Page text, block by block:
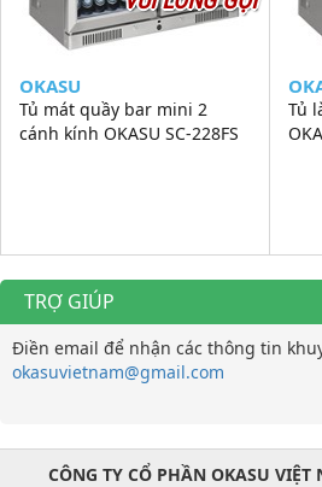
OKASU
Tủ mát quầy bar mini 2
cánh kính OKASU SC-228FS
Tủ
TRỢ GIÚP
Điền email để nhận các thông tin
okasuvietnam@gmail.com
CÔNG TY CỔ PHẦN OKASU